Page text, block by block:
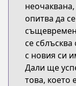
опитва да
се сблъсква
с новия си
Дали ще
това, което